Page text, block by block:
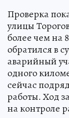
Проверка
улицы
более чем на
обратился в
аварийный
одного
сейчас
работы. Ход
на контроле